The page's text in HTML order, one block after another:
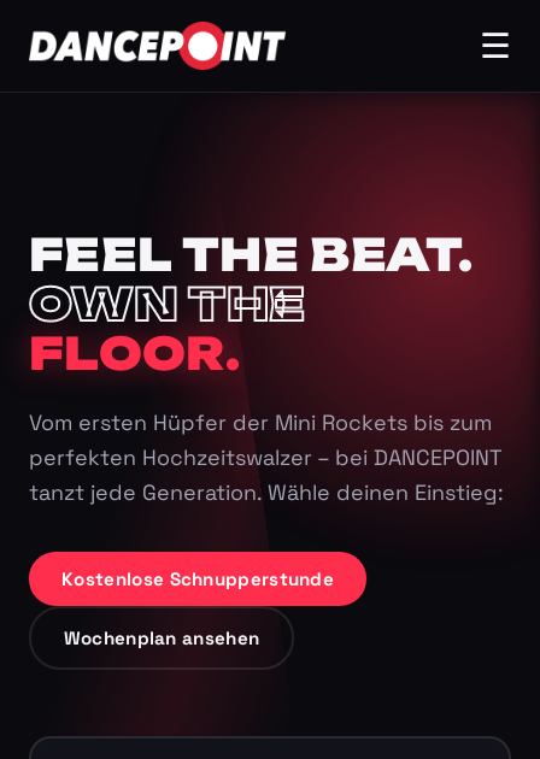
☰
FEEL THE BEAT.
OWN THE
FLOOR.
Vom ersten Hüpfer der Mini Rockets bis zum
perfekten Hochzeitswalzer – bei DANCEPOINT
tanzt jede Generation. Wähle deinen Einstieg:
Kostenlose Schnupperstunde
Wochenplan ansehen